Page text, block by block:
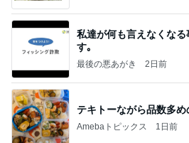
私達が何も言えなくな
す｡
最後の悪あがき 2日前
テキトーながら品数多め
Amebaトピックス 1日前